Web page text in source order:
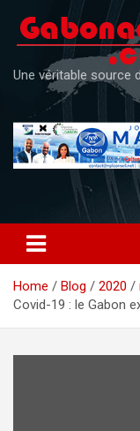
content
Une véritable source
Home Blog 2020
Covid-19 : le Gabon